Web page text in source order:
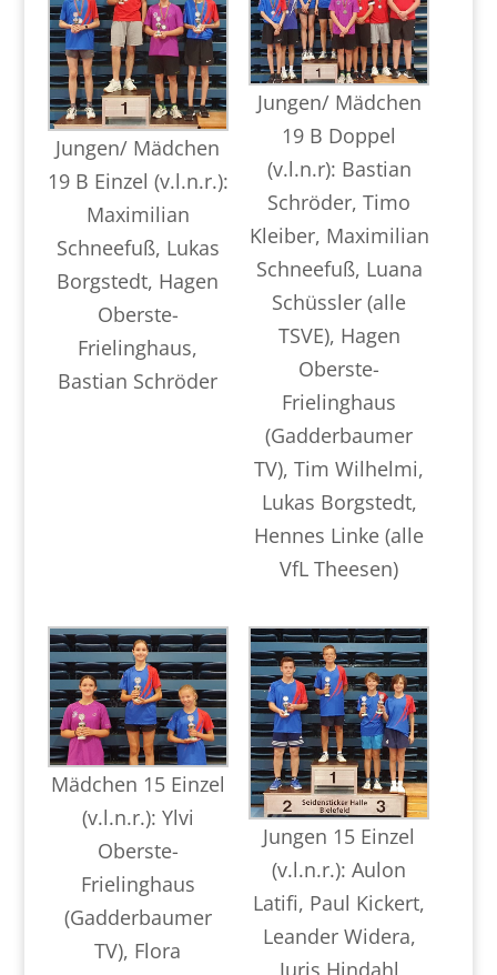
Jungen/ Mädchen
19 B Einzel (v.l.n.r.):
Maximilian
Schneefuß, Lukas
Borgstedt, Hagen
Oberste-
Frielinghaus,
Bastian Schröder
Jungen/ Mädchen
19 B Doppel
(v.l.n.r): Bastian
Schröder, Timo
Kleiber, Maximilian
Schneefuß, Luana
Schüssler (alle
TSVE), Hagen
Oberste-
Frielinghaus
(Gadderbaumer
TV), Tim Wilhelmi,
Lukas Borgstedt,
Hennes Linke (alle
VfL Theesen)
Mädchen 15 Einzel
(v.l.n.r.): Ylvi
Oberste-
Frielinghaus
(Gadderbaumer
TV), Flora
Jungen 15 Einzel
(v.l.n.r.): Aulon
Latifi, Paul Kickert,
Leander Widera,
Juris Hindahl